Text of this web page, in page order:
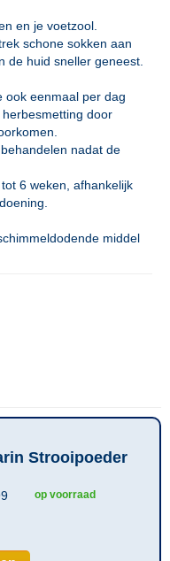
en je voetzool.
schone sokken aan
de huid sneller geneest.
ook eenmaal per dag
door
nadat de
6 weken, afhankelijk
middel
Strooipoeder
op voorraad